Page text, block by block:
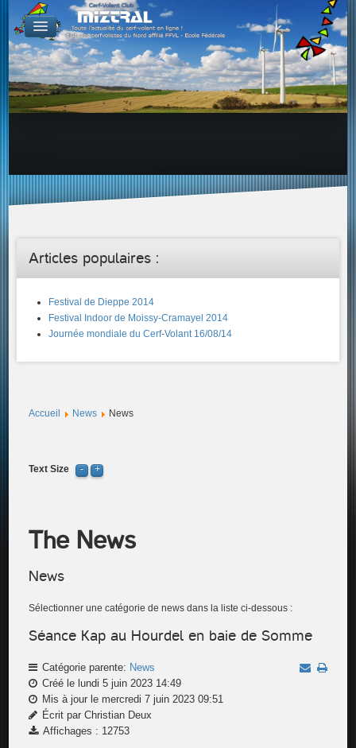
De par le monde
GALERIES
Galerie Photo
Galerie KAP
Galerie Vidéo
Proposer un lien sur votre site Web
Proposer un nouveau lien !
Articles populaires :
Festival de Dieppe 2014
Festival Indoor de Moissy-Cramayel 2014
Journée mondiale du Cerf-Volant 16/08/14
Accueil News News
Text Size
The News
News
Sélectionner une catégorie de news dans la liste ci-dessous :
Séance Kap au Hourdel en baie de Somme
Catégorie parente: News
Créé le lundi 5 juin 2023 14:49
Mis à jour le mercredi 7 juin 2023 09:51
Écrit par Christian Deux
Affichages : 12753